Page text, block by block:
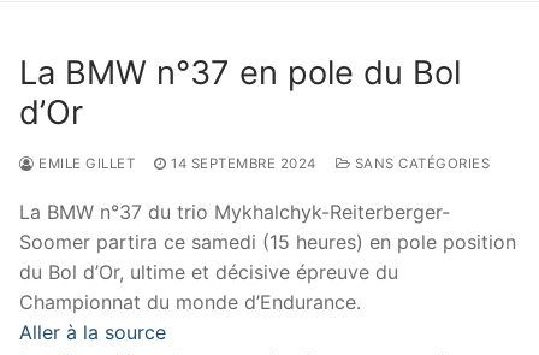
La BMW n°37 en pole du Bol
d’Or
EMILE GILLET 14 SEPTEMBRE 2024 SANS CATÉGORIES
La BMW n°37 du trio Mykhalchyk-Reiterberger-
Soomer partira ce samedi (15 heures) en pole position
du Bol d’Or, ultime et décisive épreuve du
Championnat du monde d’Endurance.
Aller à la source